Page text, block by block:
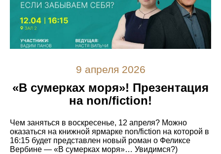
9 апреля 2026
«В сумерках моря»! Презентация
на non/fiction!
Чем заняться в воскресенье, 12 апреля? Можно
оказаться на книжной ярмарке non/fiction на которой в
16:15 будет представлен новый роман о Феликсе
Вербине — «В сумерках моря»… Увидимся?)